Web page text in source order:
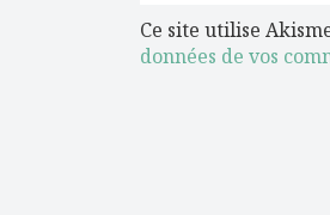
Ce site utilise
données de vos